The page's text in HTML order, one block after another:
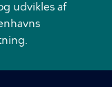
udvikles af